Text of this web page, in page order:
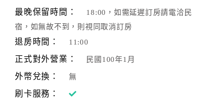
度
單
管
最晚保留時間：
18:00，如需延遲訂房請電洽民
宿，如無故不到，則視同取消訂房
退房時間： 11:00
正式對外營業： 民國100年1月
外幣兌換： 無
刷卡服務：